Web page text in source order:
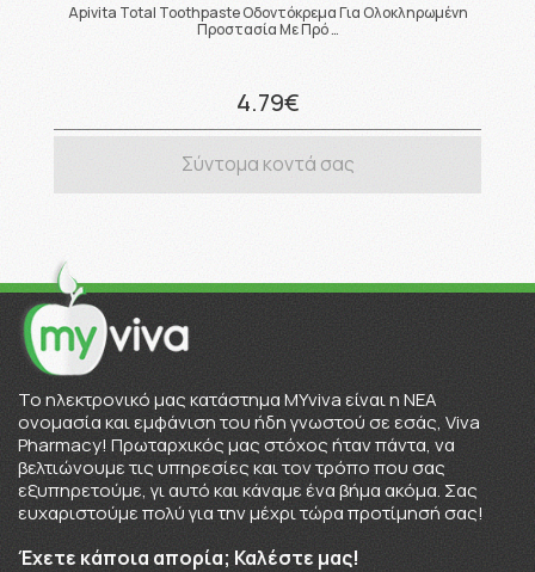
Apivita Total Toothpaste Οδοντόκρεμα Για Ολοκληρωμένη
Προστασία Με Πρό …
4.79€
Σύντομα κοντά σας
To ηλεκτρονικό μας κατάστημα MYviva είναι η ΝΕΑ
ονομασία και εμφάνιση του ήδη γνωστού σε εσάς, Viva
Pharmacy! Πρωταρχικός μας στόχος ήταν πάντα, να
βελτιώνουμε τις υπηρεσίες και τον τρόπο που σας
εξυπηρετούμε, γι αυτό και κάναμε ένα βήμα ακόμα. Σας
ευχαριστούμε πολύ για την μέχρι τώρα προτίμησή σας!
Έχετε κάποια απορία; Καλέστε μας!